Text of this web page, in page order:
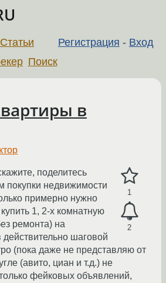
Регистрация - Вход
Статьи
Поиск
в
1
2
поделитесь
покупки недвижимости
примерно нужно
1, 2-х комнатную
ремонта) на
шаговой
(пока даже не представляю от
(авито, циан и т.д.) не
фейковых объявлений,